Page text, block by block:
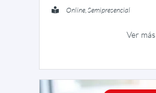
Online, Semipresencial
Ver más